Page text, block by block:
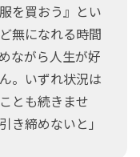
を買おう』とい
無になれる時間
ながら人生が好
。いずれ状況は
とも続きませ
き締めないと」